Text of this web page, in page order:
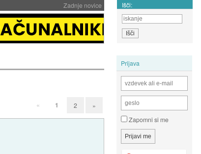
Zadnje novice Išči:
Prijava
Zapomni si me
« 1 2 »